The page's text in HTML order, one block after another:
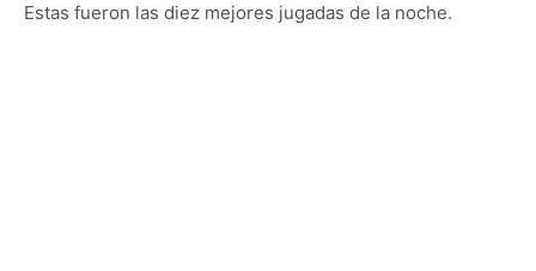
Estas fueron las diez mejores jugadas de la noche.